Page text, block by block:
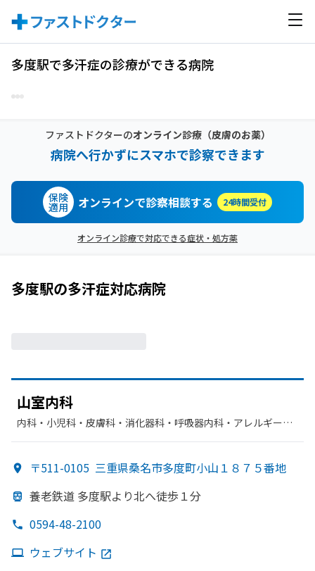
多度駅で多汗症の診療ができる病院
ファストドクターのオンライン診療（皮膚のお薬）
病院へ行かずにスマホで診察できます
保険
適用 オンラインで診察相談する 24時間受付
オンライン診療で対応できる症状・処方薬
多度駅の多汗症対応病院
山室内科
内科・​小児科・​皮膚科・​消化器科・​呼吸器内科・​アレルギー
〒511-0105 三重県桑名市多度町小山１８７５番地
養老鉄道 多度駅より北へ徒歩１分
0594-48-2100
ウェブサイト